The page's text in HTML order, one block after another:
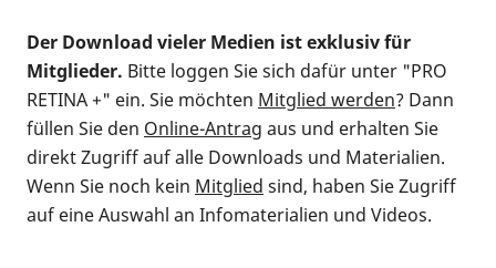
Der Download vieler Medien ist exklusiv für
Mitglieder. Bitte loggen Sie sich dafür unter "PRO
RETINA +" ein. Sie möchten Mitglied werden? Dann
füllen Sie den Online-Antrag aus und erhalten Sie
direkt Zugriff auf alle Downloads und Materialien.
Wenn Sie noch kein Mitglied sind, haben Sie Zugriff
auf eine Auswahl an Infomaterialien und Videos.